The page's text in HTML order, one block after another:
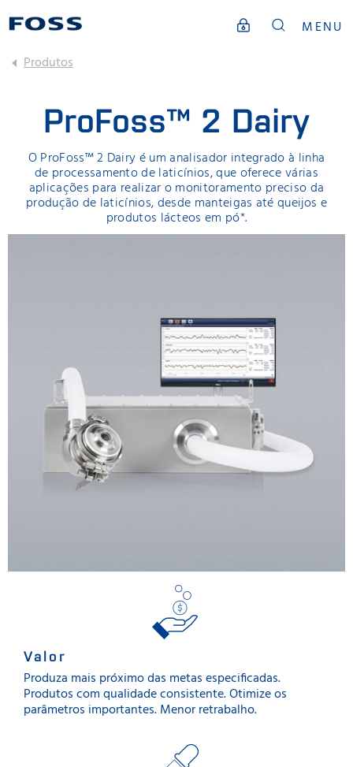
MENU
Produtos
ProFoss™ 2 Dairy
O ProFoss™ 2 Dairy é um analisador integrado à linha
de processamento de laticínios, que oferece várias
aplicações para realizar o monitoramento preciso da
produção de laticínios, desde manteigas até queijos e
produtos lácteos em pó*.
Valor
Produza mais próximo das metas especificadas.
Produtos com qualidade consistente. Otimize os
parâmetros importantes. Menor retrabalho.